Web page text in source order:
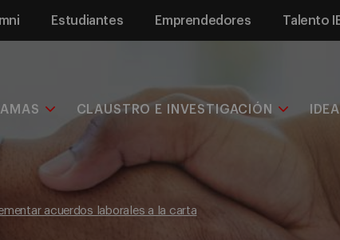
Estudiantes Emprendedores Talento
CLAUSTRO E INVESTIGACIÓN
acuerdos laborales a la carta